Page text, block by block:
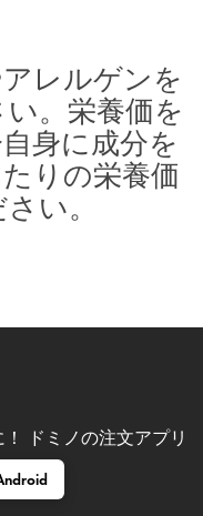
レルゲンを
。栄養価を
身に成分を
りの栄養価
い。
ドミノの注文アプリ